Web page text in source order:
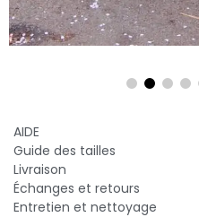
AIDE
Guide des tailles
Livraison
Échanges et retours
Entretien et nettoyage